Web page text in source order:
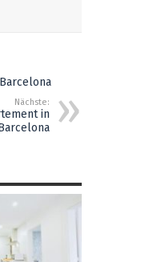
Nächste:
in